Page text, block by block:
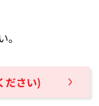
ださい)